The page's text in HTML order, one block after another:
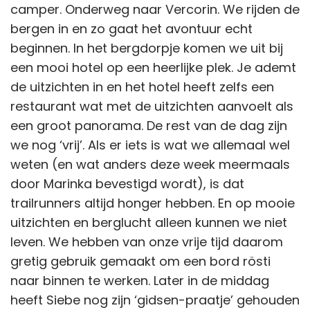
camper. Onderweg naar Vercorin. We rijden de
bergen in en zo gaat het avontuur echt
beginnen. In het bergdorpje komen we uit bij
een mooi hotel op een heerlijke plek. Je ademt
de uitzichten in en het hotel heeft zelfs een
restaurant wat met de uitzichten aanvoelt als
een groot panorama. De rest van de dag zijn
we nog ‘vrij’. Als er iets is wat we allemaal wel
weten (en wat anders deze week meermaals
door Marinka bevestigd wordt), is dat
trailrunners altijd honger hebben. En op mooie
uitzichten en berglucht alleen kunnen we niet
leven. We hebben van onze vrije tijd daarom
gretig gebruik gemaakt om een bord rösti
naar binnen te werken. Later in de middag
heeft Siebe nog zijn ‘gidsen-praatje’ gehouden